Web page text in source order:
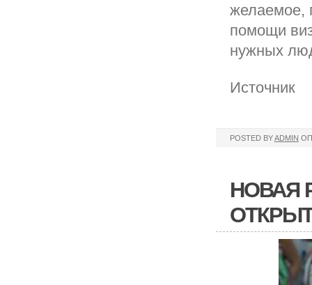
желаемое,
помощи
нужных
Источник
POSTED BYADMIN
НОВАЯ